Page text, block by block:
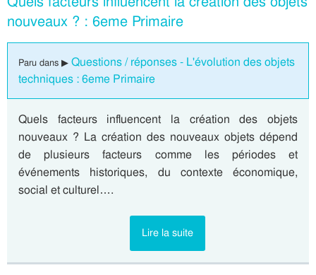
nouveaux ? : 6eme Primaire
Paru dans ▶ Questions / réponses - L'évolution des objets
techniques : 6eme Primaire
Quels facteurs influencent la création des objets
nouveaux ? La création des nouveaux objets dépend
de plusieurs facteurs comme les périodes et
événements historiques, du contexte économique,
social et culturel….
Lire la suite